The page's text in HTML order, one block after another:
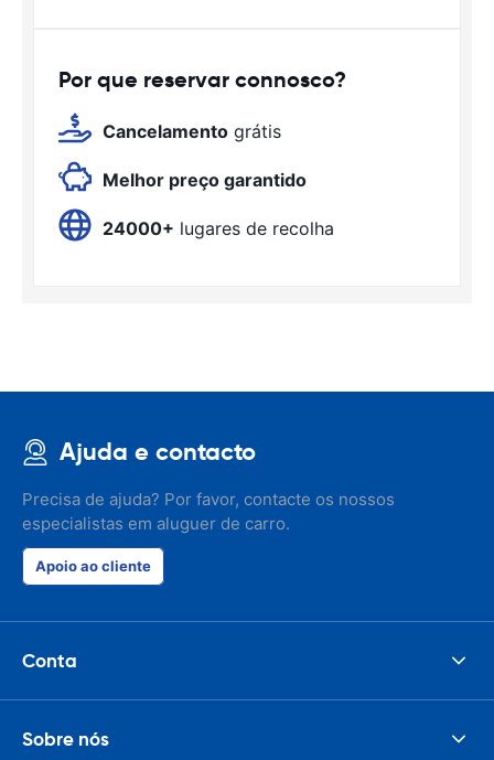
Por que reservar connosco?
Cancelamento grátis
Melhor preço garantido
24000+ lugares de recolha
Ajuda e contacto
Precisa de ajuda? Por favor, contacte os nossos
especialistas em aluguer de carro.
Apoio ao cliente
Conta
Sobre nós